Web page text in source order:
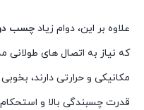
علاوه بر این، دوام زیاد چسب دو
که نیاز به اتصال های طولانی
مکانیکی و حرارتی دارند،
قدرت چسبندگی بالا و